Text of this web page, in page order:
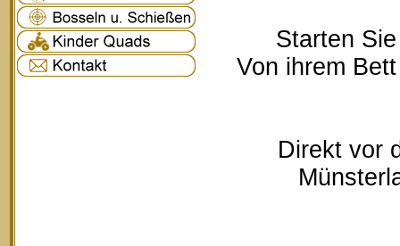
Starten
Von ihrem
Direkt vor